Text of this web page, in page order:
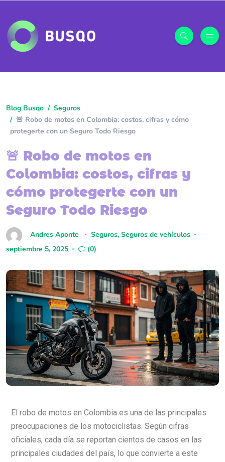
Blog Busqo
Seguros
🚨 Robo de motos en Colombia: costos, cifras y cómo
protegerte con un Seguro Todo Riesgo
🚨 Robo de motos en
Colombia: costos, cifras y
cómo protegerte con un
Seguro Todo Riesgo
Andres Aponte Seguros, Seguros de vehículos
septiembre 5, 2025
(0)
El robo de motos en Colombia es una de las principales
preocupaciones de los motociclistas. Según cifras
oficiales, cada día se reportan cientos de casos en las
principales ciudades del país, lo que convierte a este